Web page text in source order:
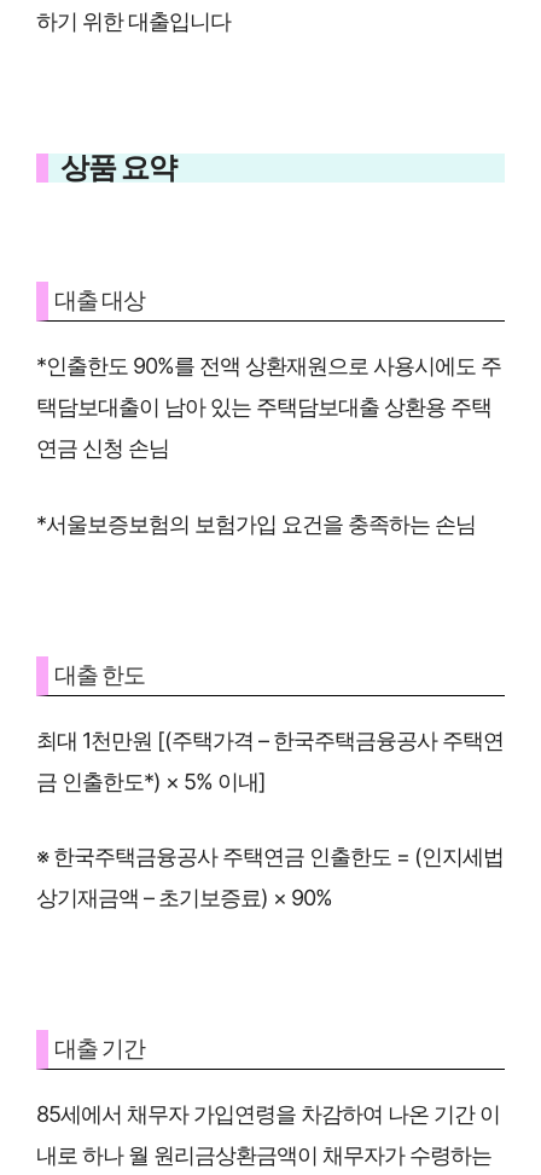
하기 위한 대출입니다
상품 요약
대출 대상
*인출한도 90%를 전액 상환재원으로 사용시에도 주
택담보대출이 남아 있는 주택담보대출 상환용 주택
연금 신청 손님
*서울보증보험의 보험가입 요건을 충족하는 손님
대출 한도
최대 1천만원 [(주택가격 – 한국주택금융공사 주택연
금 인출한도*) × 5% 이내]
※ 한국주택금융공사 주택연금 인출한도 = (인지세법
상기재금액 – 초기보증료) × 90%
대출 기간
85세에서 채무자 가입연령을 차감하여 나온 기간 이
내로 하나 월 원리금상환금액이 채무자가 수령하는